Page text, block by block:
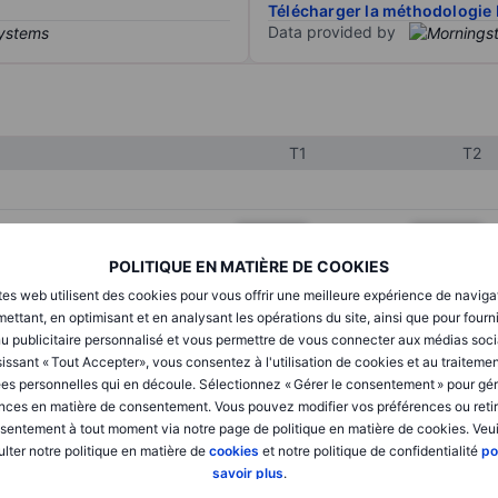
POLITIQUE EN MATIÈRE DE COOKIES
web utilisent des cookies pour vous offrir une meilleure expérience de
en optimisant et en analysant les opérations du site, ainsi que pour
publicitaire personnalisé et vous permettre de vous connecter aux médias
« Tout Accepter», vous consentez à l'utilisation de cookies et au
personnelles qui en découle. Sélectionnez « Gérer le consentement » pour
en matière de consentement. Vous pouvez modifier vos préférences ou
à tout moment via notre page de politique en matière de cookies.
notre politique en matière de cookies et notre politique de confidentialité
savoir plus.
Télécharger la méthodologie
Data provided by
T1 T2
XXXXXXX XXXXXXX
XXXXXXX
XXXXXXX XXXXXXX
XXXXXXX XXXXXXX
XXXXXXX XXXXXXX